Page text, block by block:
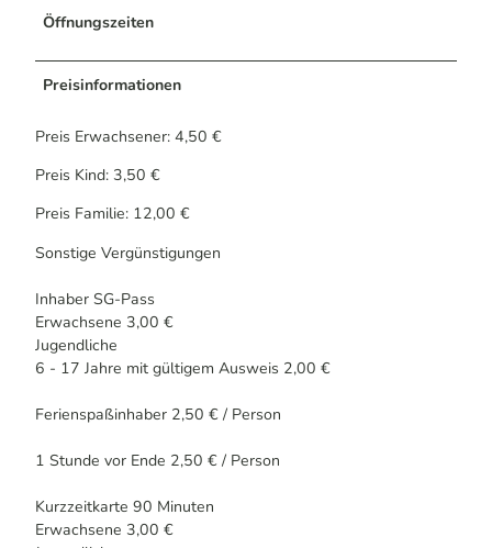
Öffnungszeiten
Preisinformationen
Preis Erwachsener: 4,50 €
Preis Kind: 3,50 €
Preis Familie: 12,00 €
Sonstige Vergünstigungen
Inhaber SG-Pass
Erwachsene 3,00 €
Jugendliche
6 - 17 Jahre mit gültigem Ausweis 2,00 €
Ferienspaßinhaber 2,50 € / Person
1 Stunde vor Ende 2,50 € / Person
Kurzzeitkarte 90 Minuten
Erwachsene 3,00 €